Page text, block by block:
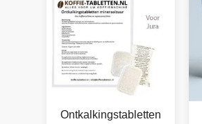
Ontkalkingstabletten